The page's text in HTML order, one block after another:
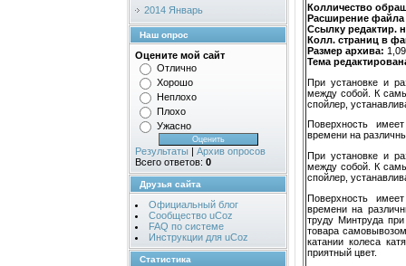
2014 Январь
Наш опрос
Оцените мой сайт
Отлично
Хорошо
Неплохо
Плохо
Ужасно
Результаты | Архив опросов
Всего ответов: 0
Друзья сайта
Официальный блог
Сообщество uCoz
FAQ по системе
Инструкции для uCoz
Статистика
Колличество
Расширение файла
Ссылку редактир.
Колл. страниц в
Размер архива:
Тема
При установке и
между собой. К
спойлер,
Поверхность
времени на
При установке и
между собой. К
спойлер,
Поверхность
времени на
труду Минтруда
товара
катании колеса
приятный цвет.